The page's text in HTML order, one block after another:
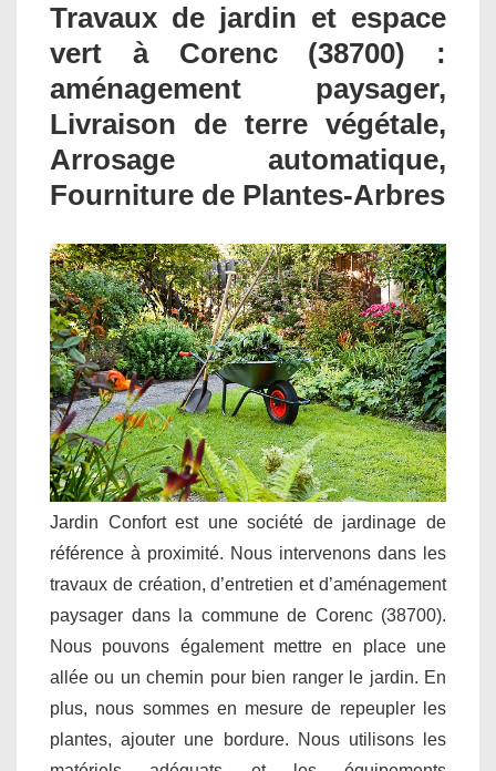
Travaux de jardin et espace
vert à Corenc (38700) :
aménagement paysager,
Livraison de terre végétale,
Arrosage automatique,
Fourniture de Plantes-Arbres
Jardin Confort est une société de jardinage de
référence à proximité. Nous intervenons dans les
travaux de création, d’entretien et d’aménagement
paysager dans la commune de Corenc (38700).
Nous pouvons également mettre en place une
allée ou un chemin pour bien ranger le jardin. En
plus, nous sommes en mesure de repeupler les
plantes, ajouter une bordure. Nous utilisons les